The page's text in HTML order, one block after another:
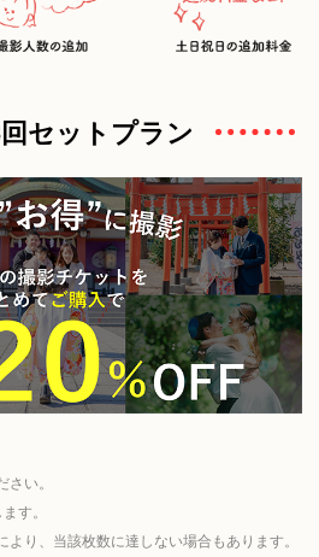
セットプラン
い。
す。
り、当該枚数に達しない場合もあります。